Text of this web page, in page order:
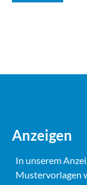
Anzeigen
In unserem
Mustervorlagen